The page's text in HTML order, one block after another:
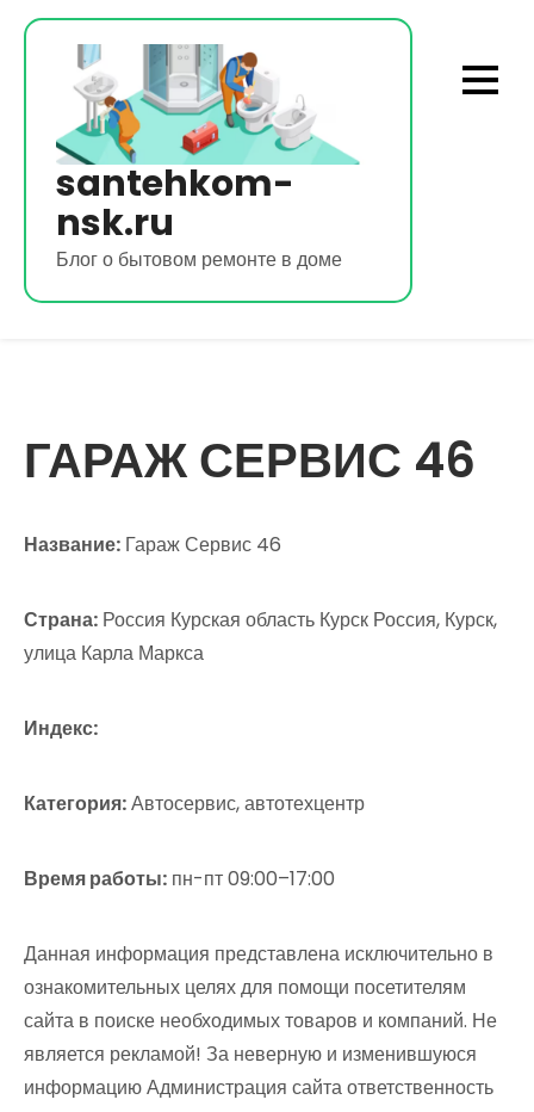
Перейти
содержимому
santehkom-
nsk.ru
Блог о бытовом ремонте в доме
ГАРАЖ СЕРВИС 46
Название: Гараж Сервис 46
Страна: Россия Курская область Курск Россия, Курск,
улица Карла Маркса
Индекс:
Категория:Автосервис, автотехцентр
Время работы: пн-пт 09:00–17:00
Данная информация представлена исключительно в
ознакомительных целях для помощи посетителям
сайта в поиске необходимых товаров и компаний. Не
является рекламой! За неверную и изменившуюся
информацию Администрация сайта ответственность